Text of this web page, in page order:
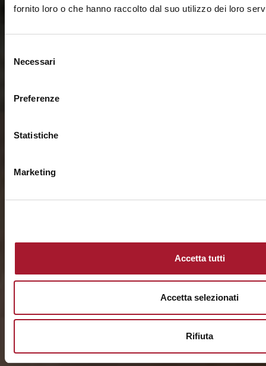
fornito loro o che hanno raccolto dal suo utilizzo dei loro
delNecessari
Preferenze
Statistiche
Marketing
Accetta tutti
Accetta selezionati
Rifiuta